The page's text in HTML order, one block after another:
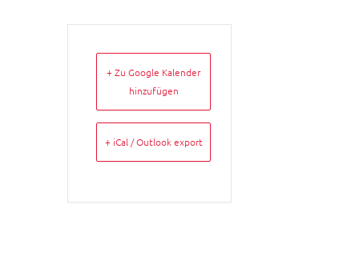
+ Zu Google Kalender
hinzufügen
+ iCal / Outlook export